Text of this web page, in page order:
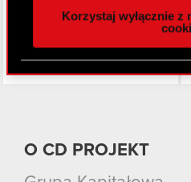
z naszej witryny,
Partnerzy mogą połączyć
danymi otrzymanymi od
Korzystaj wyłącznie z
O CD PROJEKT